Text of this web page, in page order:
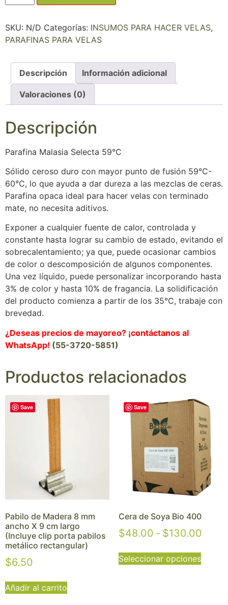
SKU: N/D Categorías: INSUMOS PARA HACER VELAS,
PARAFINAS PARA VELAS
Descripción Información adicional
Valoraciones (0)
Descripción
Parafina Malasia Selecta 59°C
Sólido ceroso duro con mayor punto de fusión 59°C-
60°C, lo que ayuda a dar dureza a las mezclas de ceras.
Parafina opaca ideal para hacer velas con terminado
mate, no necesita aditivos.
Exponer a cualquier fuente de calor, controlada y
constante hasta lograr su cambio de estado, evitando el
sobrecalentamiento; ya que, puede ocasionar cambios
de color o descomposición de algunos componentes.
Una vez líquido, puede personalizar incorporando hasta
3% de color y hasta 10% de fragancia. La solidificación
del producto comienza a partir de los 35°C, trabaje con
brevedad.
¿Deseas precios de mayoreo? ¡contáctanos al
WhatsApp! (55-3720-5851)
Productos relacionados
Save
Pabilo de Madera 8 mm
ancho X 9 cm largo
(Incluye clip porta pabilos
metálico rectangular)
$6.50
Añadir al carrito
Save
Cera de Soya Bio 400
$48.00 - $130.00
Seleccionar opciones